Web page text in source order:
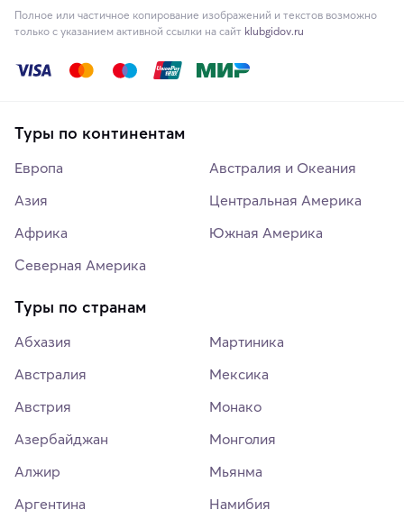
Полное или частичное копирование изображений и текстов возможно
только с указанием активной ссылки на сайт klubgidov.ru
Туры по континентам
Европа
Азия
Африка
Северная Америка
Австралия и Океания
Центральная Америка
Южная Америка
Туры по странам
Абхазия
Австралия
Австрия
Азербайджан
Алжир
Аргентина
Мартиника
Мексика
Монако
Монголия
Мьянма
Намибия